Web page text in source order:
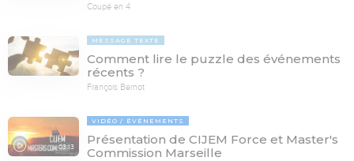
Coupé en 4
MESSAGE TEXTE
Comment lire le puzzle des événements
récents ?
François Bernot
03:13
VIDÉO ÉVÉNEMENTS
Présentation de CIJEM Force et Master's
Commission Marseille